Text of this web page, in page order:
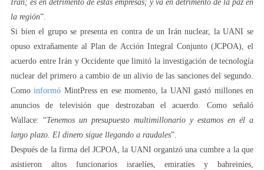
Irán; es en detrimento de estas empresas; y va en detrimento de la paz en
la región”.
Si bien el grupo se presenta en contra de un Irán nuclear, la UANI se
opuso extrañamente al Plan de Acción Integral Conjunto (JCPOA), el
acuerdo entre Irán y Occidente que limitó la investigación de tecnología
nuclear del primero a cambio de un alivio de las sanciones del segundo.
Comoinformó MintPress en ese momento, la UANI gastó millones en
anuncios de televisión que destrozaban el acuerdo. Como señaló
Wallace: “Tenemos un presupuesto multimillonario y estamos en él a
largo plazo. El dinero sigue llegando a raudales”.
Después de la firma del JCPOA, la UANI organizó una cumbre a la que
asistieron altos funcionarios israelíes, emiratíes y bahreiníes,